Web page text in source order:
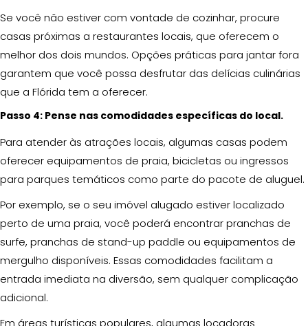
Se você não estiver com vontade de cozinhar, procure
casas próximas a restaurantes locais, que oferecem o
melhor dos dois mundos. Opções práticas para jantar fora
garantem que você possa desfrutar das delícias culinárias
que a Flórida tem a oferecer.
Passo 4: Pense nas comodidades específicas do local.
Para atender às atrações locais, algumas casas podem
oferecer equipamentos de praia, bicicletas ou ingressos
para parques temáticos como parte do pacote de aluguel.
Por exemplo, se o seu imóvel alugado estiver localizado
perto de uma praia, você poderá encontrar pranchas de
surfe, pranchas de stand-up paddle ou equipamentos de
mergulho disponíveis. Essas comodidades facilitam a
entrada imediata na diversão, sem qualquer complicação
adicional.
Em áreas turísticas populares, algumas locadoras